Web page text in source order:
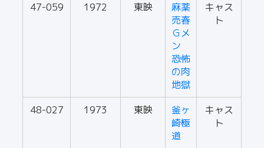
47-059 1972 東映
麻薬
売春
Ｇメ
ン
恐怖
の肉
地獄
キャス
ト
48-027 1973 東映
釜ヶ
崎極
道
キャス
ト